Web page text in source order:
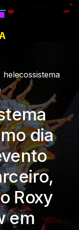
helecossistema
dia
Roxy
em